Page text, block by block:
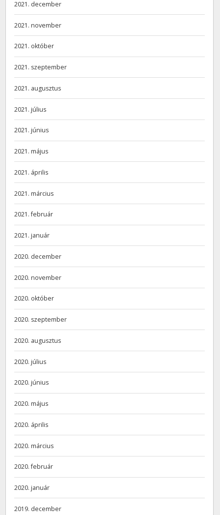
2021. december
2021. november
2021. október
2021. szeptember
2021. augusztus
2021. július
2021. június
2021. május
2021. április
2021. március
2021. február
2021. január
2020. december
2020. november
2020. október
2020. szeptember
2020. augusztus
2020. július
2020. június
2020. május
2020. április
2020. március
2020. február
2020. január
2019. december